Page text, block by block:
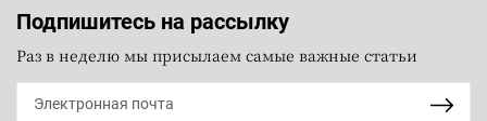
Подпишитесь на рассылку
Раз в неделю мы присылаем самые важные статьи